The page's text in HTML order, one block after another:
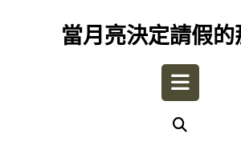
當月亮決定請假的
Open